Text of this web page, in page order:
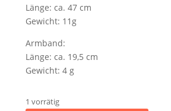
Länge: ca. 47 cm
Gewicht: 11g
Armband:
Länge: ca. 19,5 cm
Gewicht: 4 g
1 vorrätig